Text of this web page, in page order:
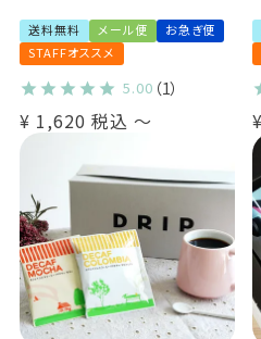
プチギフト メール便 送料無料
ご自身で作るキットをお届け♪
送料無料 メール便
お急ぎ便
STAFFオススメ
5.00 （1）
¥ 1,620 税込 〜 ¥